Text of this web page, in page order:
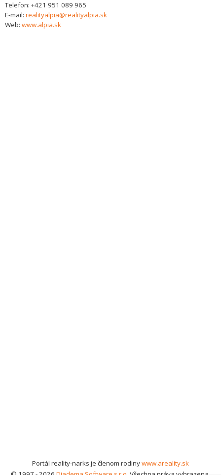
Telefon: +421 951 089 965
E-mail: realityalpia@realityalpia.sk
Web: www.alpia.sk
Portál reality-narks je členom rodinywww.areality.sk